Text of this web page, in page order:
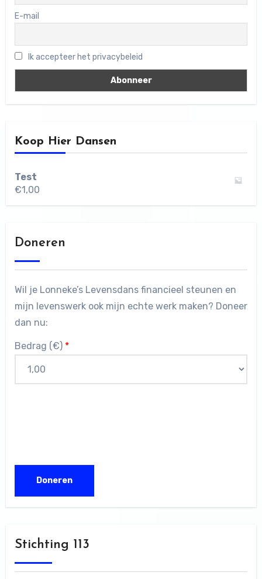
E-mail
Ik accepteer het privacybeleid
Koop Hier Dansen
Test
€1,00
Doneren
Wil je Lonneke’s Levensdans financieel steunen en
mijn levenswerk ook mijn echte werk maken? Doneer
dan nu:
Bedrag (€) *
Stichting 113